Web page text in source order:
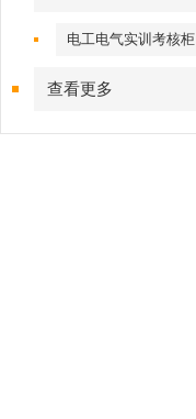
电工电气实训考核柜
查看更多